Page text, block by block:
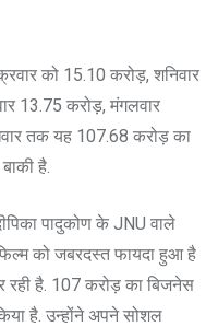
को 15.10 करोड़, शनिवार
13.75 करोड़, मंगलवार
तक यह 107.68 करोड़ का
है.
पादुकोण के JNU वाले
को जबरदस्त फायदा हुआ है
है. 107 करोड़ का बिजनेस
है. उन्होंने अपने सोशल